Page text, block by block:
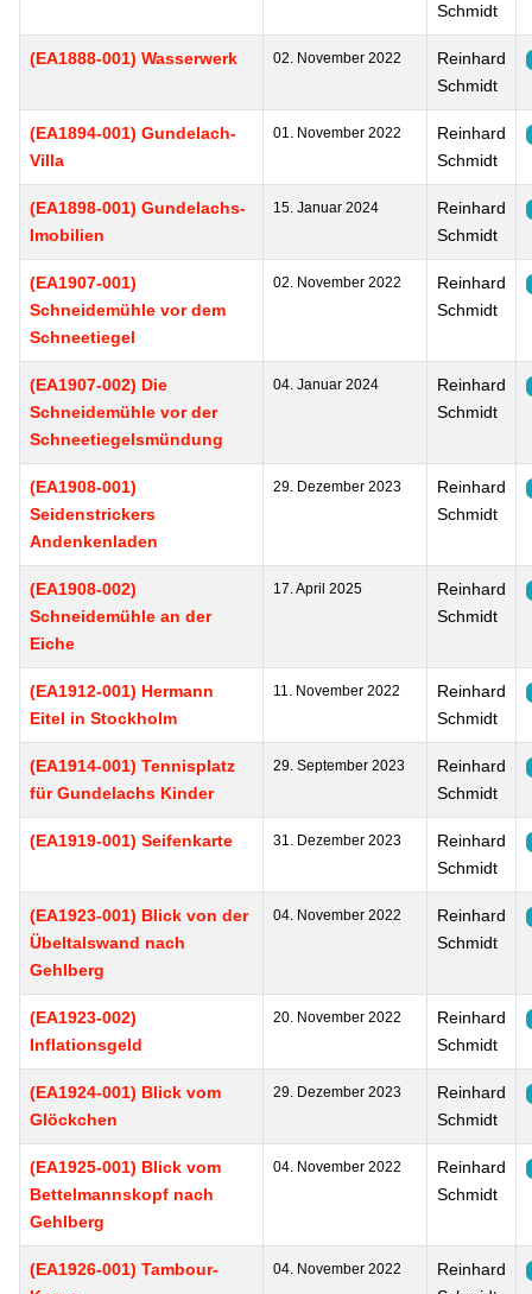
Schmidt
(EA1888-001) Wasserwerk 02. November 2022
Reinhard
Schmidt
(EA1894-001) Gundelach-
Villa
01. November 2022
Reinhard
Schmidt
(EA1898-001) Gundelachs-
Imobilien
15. Januar 2024
Reinhard
Schmidt
(EA1907-001)
Schneidemühle vor dem
Schneetiegel
02. November 2022
Reinhard
Schmidt
(EA1907-002) Die
Schneidemühle vor der
Schneetiegelsmündung
04. Januar 2024
Reinhard
Schmidt
(EA1908-001)
Seidenstrickers
Andenkenladen
29. Dezember 2023
Reinhard
Schmidt
(EA1908-002)
Schneidemühle an der
Eiche
17. April 2025
Reinhard
Schmidt
(EA1912-001) Hermann
Eitel in Stockholm
11. November 2022
Reinhard
Schmidt
(EA1914-001) Tennisplatz
für Gundelachs Kinder
29. September 2023
Reinhard
Schmidt
(EA1919-001) Seifenkarte 31. Dezember 2023
Reinhard
Schmidt
(EA1923-001) Blick von der
Übeltalswand nach
Gehlberg
04. November 2022
Reinhard
Schmidt
(EA1923-002)
Inflationsgeld
20. November 2022
Reinhard
Schmidt
(EA1924-001) Blick vom
Glöckchen
29. Dezember 2023
Reinhard
Schmidt
(EA1925-001) Blick vom
Bettelmannskopf nach
Gehlberg
04. November 2022
Reinhard
Schmidt
(EA1926-001) Tambour-
04. November 2022
Reinhard